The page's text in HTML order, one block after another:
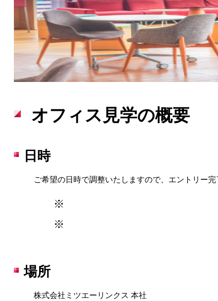
Webサイト制作の流れ
実績紹介
仲間を知る
People
スタッフインタビュー
LINKS MOVIE
Workplace
社風と組織文化
オフィス見学の概要
日時
ご希望の日時で調整いたしますので、エントリー
※
※
場所
株式会社ミツエーリンクス 本社